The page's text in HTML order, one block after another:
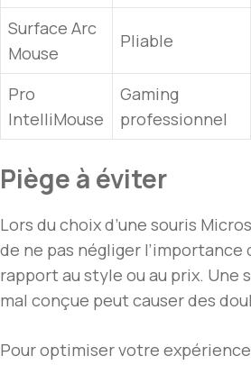
Surface Arc
Mouse
Pliable
Pro
IntelliMouse
Gaming
professionnel
Piège à éviter
Lors du choix d’une souris
de ne pas négliger l’importance
rapport au style ou au prix. Une
mal conçue peut causer des
Pour optimiser votre